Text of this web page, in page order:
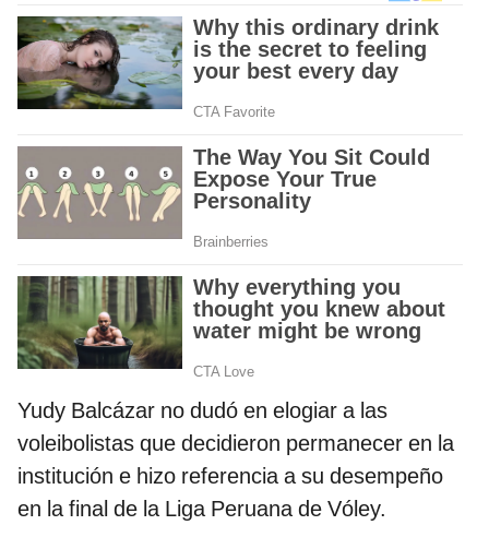
Yudy Balcázar no dudó en elogiar a las
voleibolistas que decidieron permanecer en la
institución e hizo referencia a su desempeño
en la final de la Liga Peruana de Vóley.